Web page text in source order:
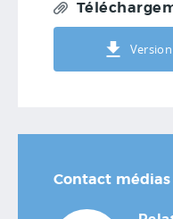
Contact